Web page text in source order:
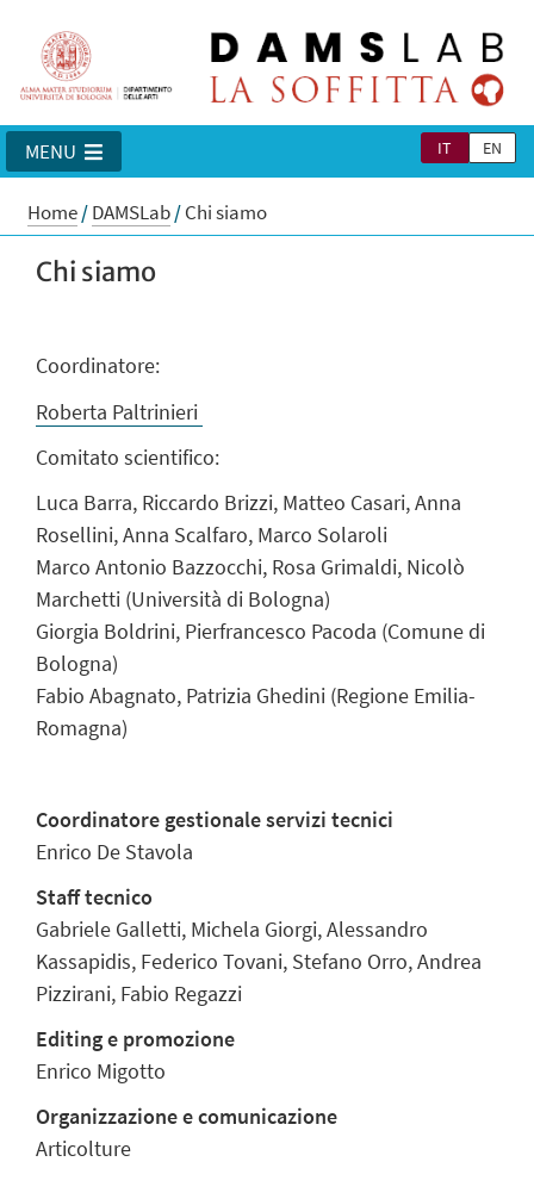
IT EN
MENU
Home/DAMSLab/Chi siamo
Chi siamo
Coordinatore:
Roberta Paltrinieri
Comitato scientifico:
Luca Barra, Riccardo Brizzi, Matteo Casari, Anna
Rosellini, Anna Scalfaro, Marco Solaroli
Marco Antonio Bazzocchi, Rosa Grimaldi, Nicolò
Marchetti (Università di Bologna)
Giorgia Boldrini, Pierfrancesco Pacoda (Comune di
Bologna)
Fabio Abagnato, Patrizia Ghedini (Regione Emilia-
Romagna)
Coordinatore gestionale servizi tecnici
Enrico De Stavola
Staff tecnico
Gabriele Galletti, Michela Giorgi, Alessandro
Kassapidis, Federico Tovani, Stefano Orro, Andrea
Pizzirani, Fabio Regazzi
Editing e promozione
Enrico Migotto
Organizzazione e comunicazione
Articolture